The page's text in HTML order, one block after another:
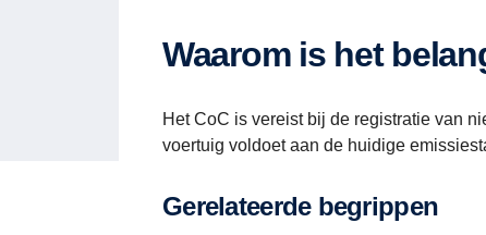
Waarom is het
Het CoC is vereist bij de registratie van
voertuig voldoet aan de huidige
Gerelateerde begrippen